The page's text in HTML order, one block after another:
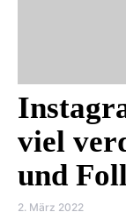
viel
und
2. März 2022